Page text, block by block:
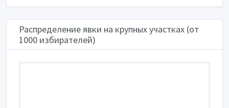
Распределение явки на крупных участках (от
1000 избирателей)